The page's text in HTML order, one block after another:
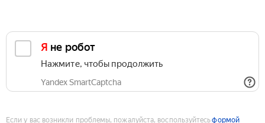
Я не робот
Нажмите, чтобы продолжить
Yandex SmartCaptcha
Если у вас возникли проблемы, пожалуйста, воспользуйтесьформой